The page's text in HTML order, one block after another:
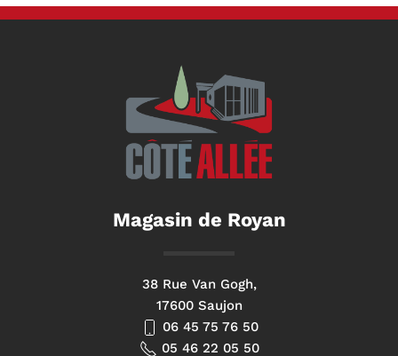
Magasin de Royan
38 Rue Van Gogh,
17600 Saujon
06 45 75 76 50
05 46 22 05 50